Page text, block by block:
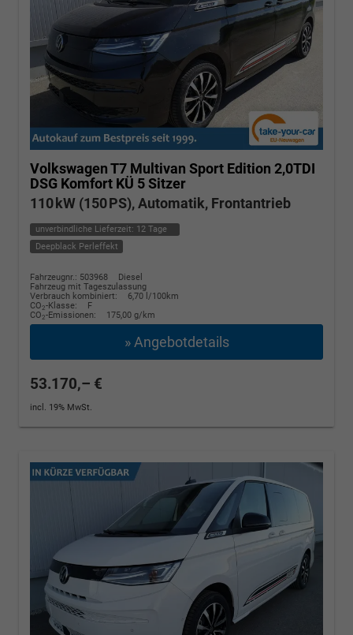
Volkswagen T7 Multivan Sport Edition 2,0TDI
DSG Komfort KÜ 5 Sitzer
110 kW (150 PS), Automatik, Frontantrieb
unverbindliche Lieferzeit: 12 Tage
Deepblack Perleffekt
Fahrzeugnr.: 503968
Diesel
Fahrzeug mit Tageszulassung
Verbrauch kombiniert:
6,70 l/100km
CO2-Klasse:
F
CO2-Emissionen: 175,00 g/km
» Angebotdetails
53.170,– €
incl. 19% MwSt.